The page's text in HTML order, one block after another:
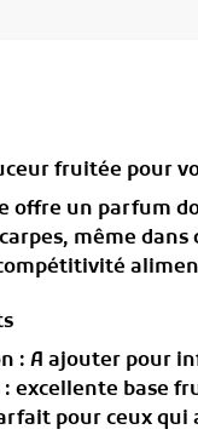
fruitée pour
offre un parfum
même
: A ajouter pour
: excellente base
pour ceux qui